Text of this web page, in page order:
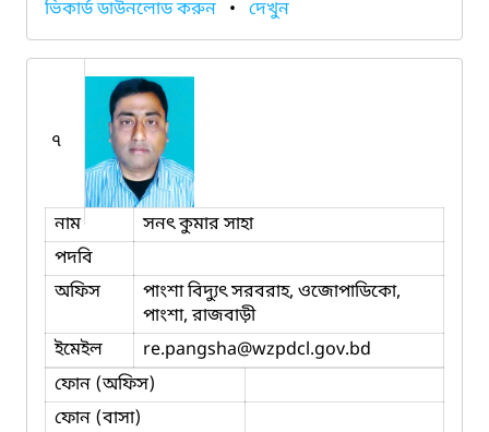
ভিকার্ড ডাউনলোড করুন • দেখুন
৭
নাম
সনৎ কুমার সাহা
পদবি
অফিস
পাংশা বিদ্যুৎ সরবরাহ, ওজোপাডিকো,
পাংশা, রাজবাড়ী
ইমেইল
re.pangsha@wzpdcl.gov.bd
ফোন (অফিস)
ফোন (বাসা)